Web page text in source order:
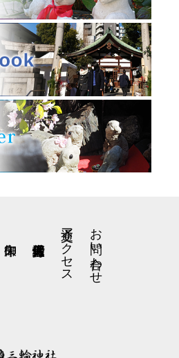
お問い合わせ
交通アクセス